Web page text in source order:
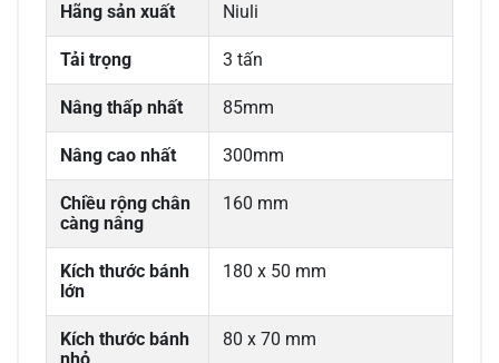
Hãng sản xuất Niuli
Tải trọng 3 tấn
Nâng thấp nhất 85mm
Nâng cao nhất 300mm
Chiều rộng chân
càng nâng
160 mm
Kích thước bánh
lớn
180 x 50 mm
Kích thước bánh
80 x 70 mm